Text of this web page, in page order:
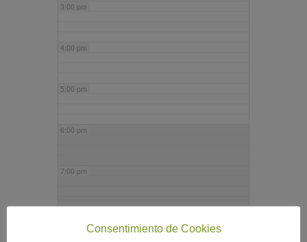
3:00 pm
4:00 pm
5:00 pm
6:00 pm
7:00 pm
Consentimiento de Cookies